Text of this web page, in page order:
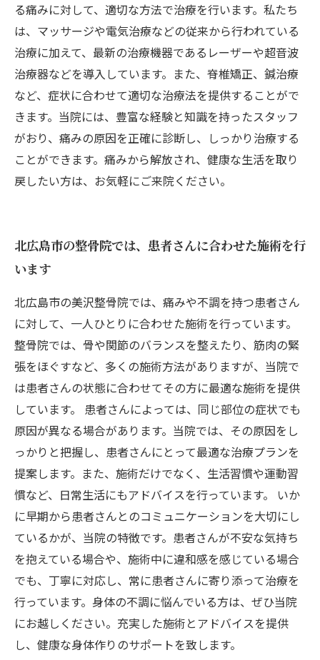
る痛みに対して、適切な方法で治療を行います。私たち
は、マッサージや電気治療などの従来から行われている
治療に加えて、最新の治療機器であるレーザーや超音波
治療器などを導入しています。また、脊椎矯正、鍼治療
など、症状に合わせて適切な治療法を提供することがで
きます。当院には、豊富な経験と知識を持ったスタッフ
がおり、痛みの原因を正確に診断し、しっかり治療する
ことができます。痛みから解放され、健康な生活を取り
戻したい方は、お気軽にご来院ください。
北広島市の整骨院では、患者さんに合わせた施術を行
います
北広島市の美沢整骨院では、痛みや不調を持つ患者さん
に対して、一人ひとりに合わせた施術を行っています。
整骨院では、骨や関節のバランスを整えたり、筋肉の緊
張をほぐすなど、多くの施術方法がありますが、当院で
は患者さんの状態に合わせてその方に最適な施術を提供
しています。 患者さんによっては、同じ部位の症状でも
原因が異なる場合があります。当院では、その原因をし
っかりと把握し、患者さんにとって最適な治療プランを
提案します。また、施術だけでなく、生活習慣や運動習
慣など、日常生活にもアドバイスを行っています。 いか
に早期から患者さんとのコミュニケーションを大切にし
ているかが、当院の特徴です。患者さんが不安な気持ち
を抱えている場合や、施術中に違和感を感じている場合
でも、丁寧に対応し、常に患者さんに寄り添って治療を
行っています。身体の不調に悩んでいる方は、ぜひ当院
にお越しください。充実した施術とアドバイスを提供
し、健康な身体作りのサポートを致します。